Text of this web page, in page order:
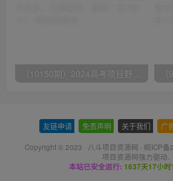
（10150期）2024高考项目野路子玩法，无限裂变，最高一天1W＋！
友链申请 免责声明 关于我们 广
Copyright © 2023 · 八斗项目资源网 · 皖ICP
项目资源网强力驱动.
本站已安全运行: 1637天17小